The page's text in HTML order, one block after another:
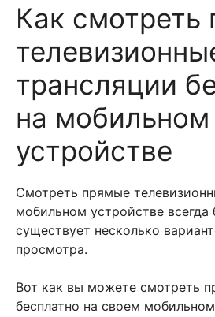
Как смотреть
трансляции
на мобильном
устройстве
Смотреть прямые
мобильном устройстве
существует несколько
просмотра.
Вот как вы можете смотреть
бесплатно на своем